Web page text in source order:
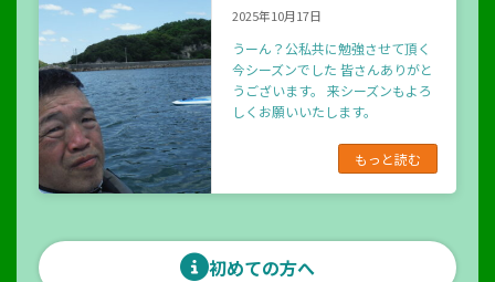
2025年10月17日
うーん？公私共に勉強させて頂く
今シーズンでした 皆さんありがと
うございます。 来シーズンもよろ
しくお願いいたします。
もっと読む
初めての方へ